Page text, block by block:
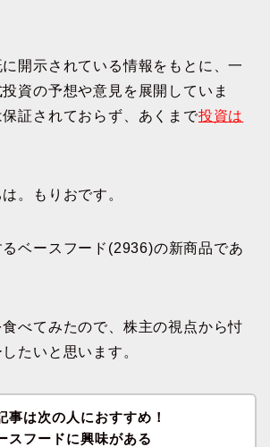
開示されている情報をもとに、一
資の予想や意見を展開していま
証されておらず、あくまで投資は
。もりおです。
ベースフード(2936)の新商品であ
べてみたので、株主の視点から忖
たいと思います。
事は次の人におすすめ！
スフードに興味がある